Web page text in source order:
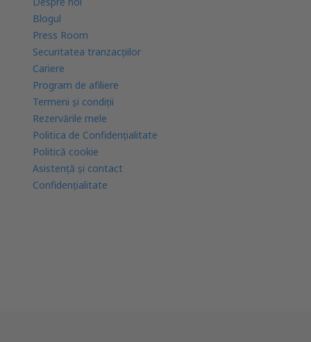
Blogul
Press Room
Securitatea tranzacţiilor
Cariere
Program de afiliere
Termeni şi condiţii
Rezervările mele
Politica de Confidențialitate
Politică cookie
Asistenţă şi contact
Confidențialitate